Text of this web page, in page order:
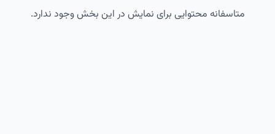
متاسفانه محتوایی برای نمایش در این بخش وجود ندارد.